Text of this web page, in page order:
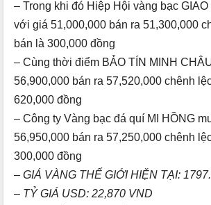
– Trong khi đó Hiệp Hội vàng bạc
với giá 51,000,000 bán ra 51,300,000
bán là 300,000 đồng
– Cùng thời điểm BẢO TÍN MINH
56,900,000 bán ra 57,520,000 chênh
620,000 đồng
– Công ty Vàng bạc đá quí MI HỒNG
56,950,000 bán ra 57,250,000 chênh
300,000 đồng
– GIÁ VÀNG THẾ GIỚI HIỆN TẠI:
– TỶ GIÁ USD: 22,870 VND